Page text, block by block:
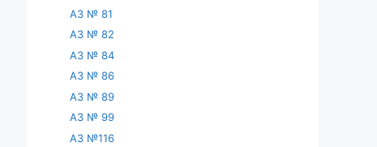
АЗ № 81
АЗ № 82
АЗ № 84
АЗ № 86
АЗ № 89
АЗ № 99
АЗ №116